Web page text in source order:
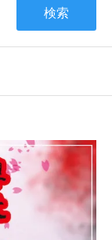
検索